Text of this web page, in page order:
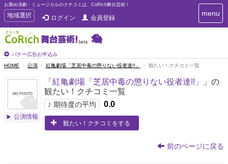
お薦め演劇・ミュージカルのクチコミは、CoRich舞台芸術！
T
o
g
g
e
n
a
t
地域選択 ログイン 会員登録
バナー広告お申込み
T
o
a
i
menu
HOME 公演 紅亀劇場「芝居中毒の懲りない役者達!!」 観たい！クチコミ一覧
公演情報
「 紅亀劇場「芝居中毒の懲りない役者達!!」
」の
観たい！クチコミ一覧
♪ 期待度の平均 0.0
観たい！クチコミをする
前のページに戻る